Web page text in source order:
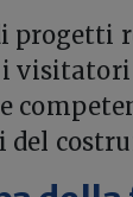
progetti
del